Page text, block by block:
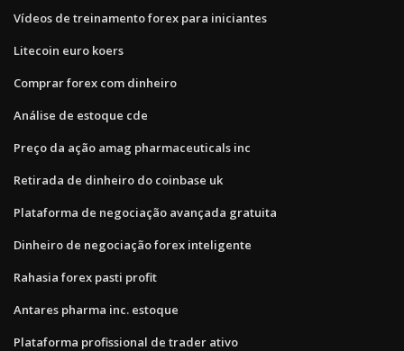
Vídeos de treinamento forex para iniciantes
Litecoin euro koers
Comprar forex com dinheiro
Análise de estoque cde
Preço da ação amag pharmaceuticals inc
Retirada de dinheiro do coinbase uk
Plataforma de negociação avançada gratuita
Dinheiro de negociação forex inteligente
Rahasia forex pasti profit
Antares pharma inc. estoque
Plataforma profissional de trader ativo